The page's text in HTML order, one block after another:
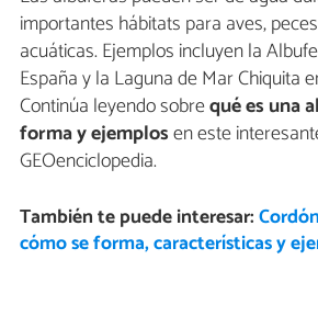
importantes hábitats para aves,
acuáticas. Ejemplos incluyen la
España y la Laguna de Mar Chiquita
Continúa leyendo sobrequé es una
forma y ejemplosen este
GEOenciclopedia.
También te puede interesar:
cómo se forma, características y